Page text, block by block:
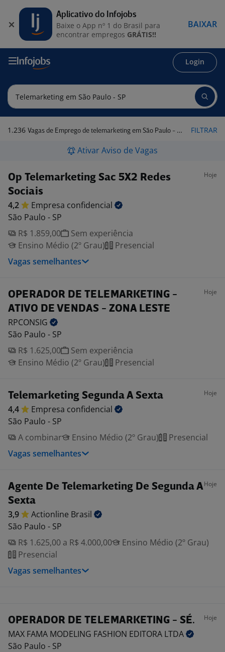
Login
1.236 Vagas de Emprego de telemarketing em São Paulo - SP FILTRAR
Ativar Aviso de Vagas
Op Telemarketing Sac 5X2 Redes
Sociais
Hoje
4,2 Empresa confidencial
São Paulo - SP
R$ 1.859,00
Sem experiência
Ensino Médio (2º Grau)
Presencial
Vagas semelhantes
OPERADOR DE TELEMARKETING -
ATIVO DE VENDAS - ZONA LESTE
Hoje
RPCONSIG
São Paulo - SP
R$ 1.625,00
Sem experiência
Ensino Médio (2º Grau)
Presencial
Telemarketing Segunda A Sexta Hoje
4,4 Empresa confidencial
São Paulo - SP
A combinar
Ensino Médio (2º Grau)
Presencial
Vagas semelhantes
Agente De Telemarketing De Segunda A
Sexta
Hoje
3,9 Actionline Brasil
São Paulo - SP
R$ 1.625,00 a R$ 4.000,00
Ensino Médio (2º Grau)
Presencial
Vagas semelhantes
OPERADOR DE TELEMARKETING - SÉ. Hoje
MAX FAMA MODELING FASHION EDITORA LTDA
São Paulo - SP
Aplicativo do Infojobs
Baixe o App nº 1 do Brasil para
encontrar empregos GRÁTIS!!
BAIXAR